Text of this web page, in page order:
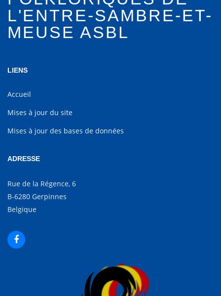
L'ENTRE-SAMBRE-ET-
MEUSE ASBL
LIENS
Accueil
Mises à jour du site
Mises à jour des bases de données
ADRESSE
Rue de la Régence, 6
B-6280 Gerpinnes
Belgique